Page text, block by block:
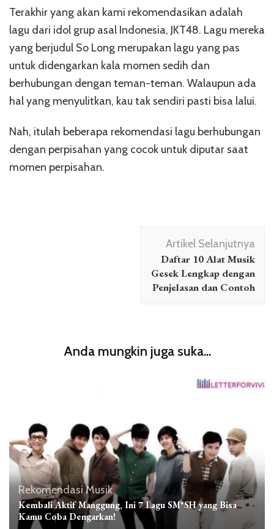
Terakhir yang akan kami rekomendasikan adalah
lagu dari idol grup asal Indonesia, JKT48. Lagu mereka
yang berjudul So Long merupakan lagu yang pas
untuk didengarkan kala momen sedih dan
berhubungan dengan teman-teman. Walaupun ada
hal yang menyulitkan, kau tak sendiri pasti bisa lalui.
Nah, itulah beberapa rekomendasi lagu berhubungan
dengan perpisahan yang cocok untuk diputar saat
momen perpisahan.
Artikel Selanjutnya
Daftar 10 Alat Musik
Gesek Lengkap dengan
Penjelasan dan Contoh
Anda mungkin juga suka...
Rekomendasi Musik
Kembali Aktif Manggung, Ini 7 Lagu SM*SH yang Bisa
Kamu Coba Dengarkan!